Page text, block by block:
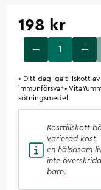
198 kr
• Ditt dagliga tillskott
immunförsvar •
sötningsmedel
Kosttillskott
varierad kost.
en hälsosam
inte
barn.